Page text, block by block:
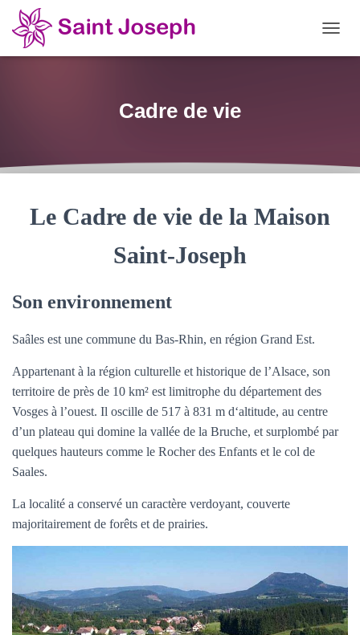
Cadre de vie
Le Cadre de vie de la Maison
Saint-Joseph
Son environnement
Saâles est une commune du Bas-Rhin, en région Grand Est.
Appartenant à la région culturelle et historique de l’Alsace, son
territoire de près de 10 km² est limitrophe du département des
Vosges à l’ouest. Il oscille de 517 à 831 m d‘altitude, au centre
d’un plateau qui domine la vallée de la Bruche, et surplombé par
quelques hauteurs comme le Rocher des Enfants et le col de
Saales.
La localité a conservé un caractère verdoyant, couverte
majoritairement de forêts et de prairies.